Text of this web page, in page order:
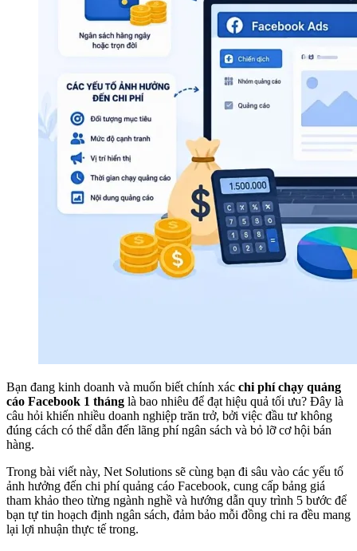
Bạn đang kinh doanh và muốn biết chính xác chi phí chạy quảng
cáo Facebook 1 tháng là bao nhiêu để đạt hiệu quả tối ưu? Đây là
câu hỏi khiến nhiều doanh nghiệp trăn trở, bởi việc đầu tư không
đúng cách có thể dẫn đến lãng phí ngân sách và bỏ lỡ cơ hội bán
hàng.
Trong bài viết này, Net Solutions sẽ cùng bạn đi sâu vào các yếu tố
ảnh hưởng đến chi phí quảng cáo Facebook, cung cấp bảng giá
tham khảo theo từng ngành nghề và hướng dẫn quy trình 5 bước để
bạn tự tin hoạch định ngân sách, đảm bảo mỗi đồng chi ra đều mang
lại lợi nhuận thực tế trong.